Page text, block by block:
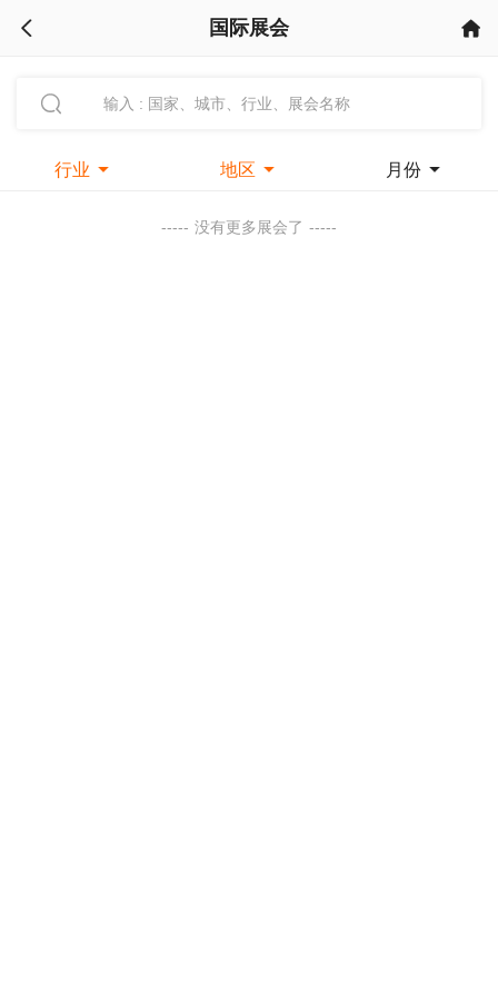
 国际展会 

行业  地区  月份 
----- 没有更多展会了 -----